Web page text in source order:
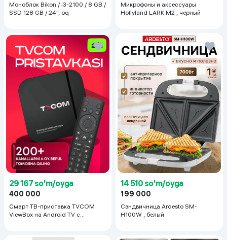
Моноблок Bikon / i3-2100 / 8 GB /
SSD 128 GB / 24", oq
Микрофоны и аксессуары
Hollyland LARK M2 , черный
29 167 so'm/oyga
400 000
Смарт ТВ-приставка TVCOM
ViewBox на Android TV с
14 510 so'm/oyga
199 000
Сэндвичница Ardesto SM-
H100W , белый